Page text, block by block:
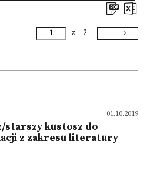
z 2
01.10.2019
starszy kustosz do
z zakresu literatury